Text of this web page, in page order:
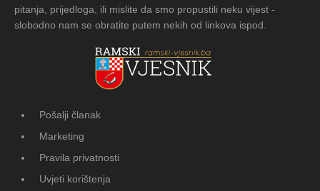
pitanja, prijedloga, ili mislite da smo propustili neku vijest -
slobodno nam se obratite putem nekih od linkova ispod.
Pošalji članak
Marketing
Pravila privatnosti
Uvjeti korištenja